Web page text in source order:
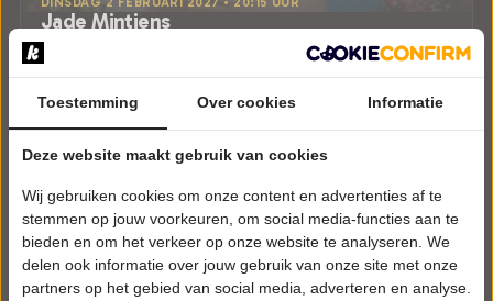
Jade Mintjens
Munttheater
CABARET
Toestemming Over cookies Informatie
Deze website maakt gebruik van cookies
Wij gebruiken cookies om onze content en advertenties af te
stemmen op jouw voorkeuren, om social media-functies aan te
bieden en om het verkeer op onze website te analyseren. We
delen ook informatie over jouw gebruik van onze site met onze
partners op het gebied van social media, adverteren en analyse.